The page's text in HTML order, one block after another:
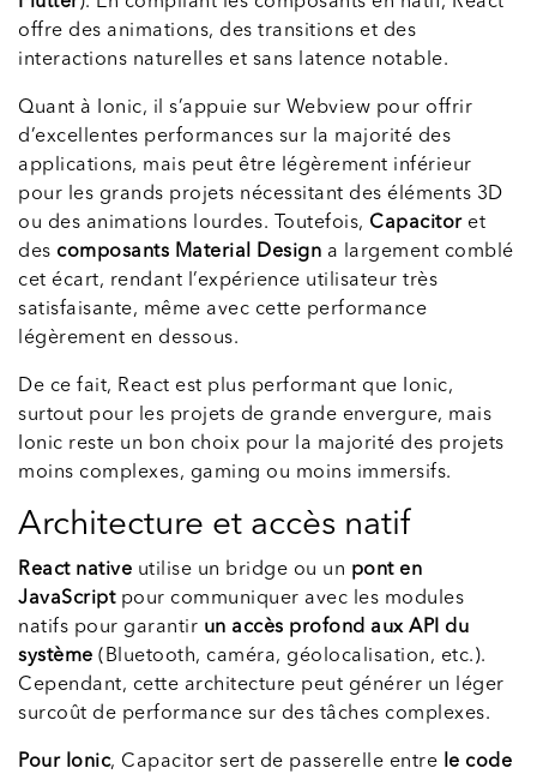
offre des animations, des transitions et des
interactions naturelles et sans latence notable.
Quant à Ionic, il s’appuie sur Webview pour offrir
d’excellentes performances sur la majorité des
applications, mais peut être légèrement inférieur
pour les grands projets nécessitant des éléments 3D
ou des animations lourdes. Toutefois, Capacitoret
des composants Material Design a largement comblé
cet écart, rendant l’expérience utilisateur très
satisfaisante, même avec cette performance
légèrement en dessous.
De ce fait, React est plus performant que Ionic,
surtout pour les projets de grande envergure, mais
Ionic reste un bon choix pour la majorité des projets
moins complexes, gaming ou moins immersifs.
Architecture et accès natif
React native utilise un bridge ou un pont en
JavaScriptpour communiquer avec les modules
natifs pour garantir un accès profond aux API du
système (Bluetooth, caméra, géolocalisation, etc.).
Cependant, cette architecture peut générer un léger
surcoût de performance sur des tâches complexes.
Pour Ionic, Capacitor sert de passerelle entre le code